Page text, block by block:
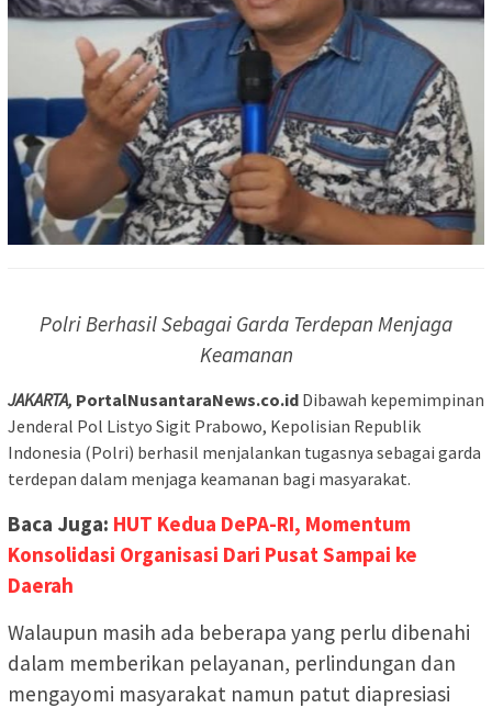
Polri Berhasil Sebagai Garda Terdepan Menjaga
Keamanan
JAKARTA, PortalNusantaraNews.co.id Dibawah kepemimpinan
Jenderal Pol Listyo Sigit Prabowo, Kepolisian Republik
Indonesia (Polri) berhasil menjalankan tugasnya sebagai garda
terdepan dalam menjaga keamanan bagi masyarakat.
Baca Juga: HUT Kedua DePA-RI, Momentum
Konsolidasi Organisasi Dari Pusat Sampai ke
Daerah
Walaupun masih ada beberapa yang perlu dibenahi
dalam memberikan pelayanan, perlindungan dan
mengayomi masyarakat namun patut diapresiasi